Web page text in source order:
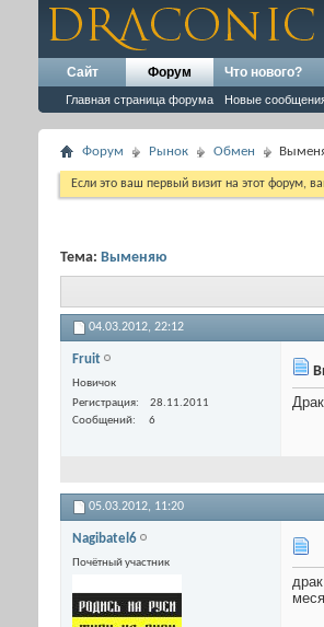
Сайт Форум
Главная страница форума Новые
Что нового?
Форум Рынок Обмен
Если это ваш первый визит на этот форум,
Тема: Выменяю
04.03.2012, 22:12
Fruit
Новичок
Регистрация
28.11.2011
Сообщений
6
05.03.2012, 11:20
Nagibatel6
Почётный участник